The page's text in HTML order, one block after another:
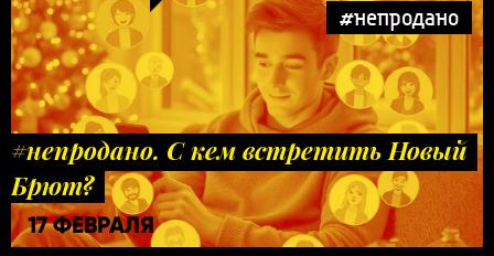
#непродано
#непродано. С кем встретить Новый
Брют?
17 ФЕВРАЛЯ